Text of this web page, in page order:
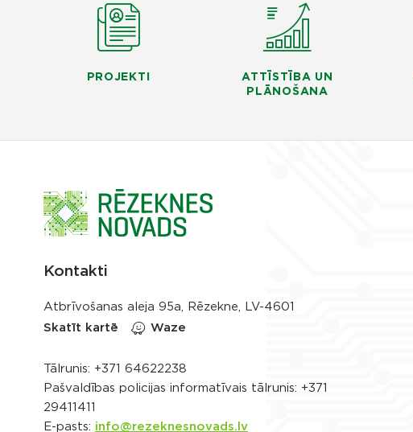
PROJEKTI
ATTĪSTĪBA UN
PLĀNOŠANA
Kontakti
Atbrīvošanas aleja 95a, Rēzekne, LV-4601
Skatīt kartē
Waze
Tālrunis: +371 64622238
Pašvaldības policijas informatīvais tālrunis: +371
29411411
E-pasts: info@rezeknesnovads.lv